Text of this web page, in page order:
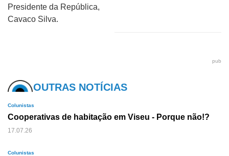
Presidente da República,
Cavaco Silva.
pub
OUTRAS NOTÍCIAS
Colunistas
Cooperativas de habitação em Viseu - Porque não!?
17.07.26
Colunistas